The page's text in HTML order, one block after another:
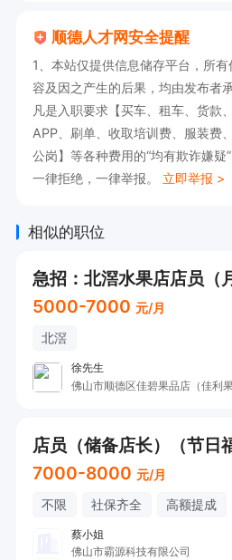
顺德人才网安全提醒
1、本站仅提供信息储存平台，所
容及因之产生的后果，均由发布者
凡是入职要求【买车、租车、货款
APP、刷单、收取培训费、服装费
公岗】等各种费用的“均有欺诈嫌疑
一律拒绝，一律举报。 立即举报 >
相似的职位
5000-7000 元/月
北滘
徐先生
佛山市顺德区佳碧果品店（佳利果
7000-8000 元/月
不限 社保齐全 高额提成
蔡小姐
佛山市霸源科技有限公司